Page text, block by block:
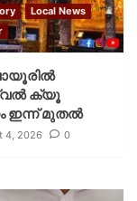
Local News
ക്യൂ
ഇന്ന് മുതല്‍
4, 2026 0